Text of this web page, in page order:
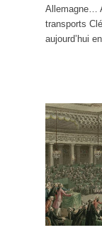
Allemagne…
transports
aujourd’hui